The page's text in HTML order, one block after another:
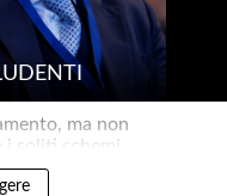
ma non
soliti schemi..